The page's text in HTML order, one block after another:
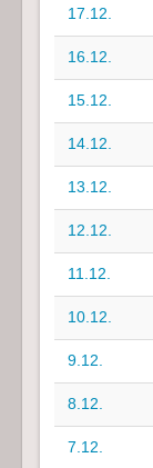
17.12.
16.12.
15.12.
14.12.
13.12.
12.12.
11.12.
10.12.
9.12.
8.12.
7.12.